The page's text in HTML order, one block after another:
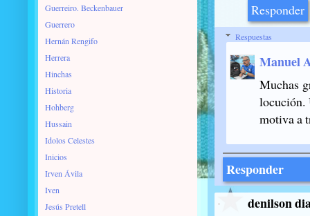
Responder
Respuestas
Manuel
Muchas
locución.
motiva a
Responder
denilson
Guerreiro. Beckenbauer
Guerrero
Hernán Rengifo
Herrera
Hinchas
Historia
Hohberg
Hussain
Idolos Celestes
Inicios
Irven Ávila
Iven
Jesús Pretell